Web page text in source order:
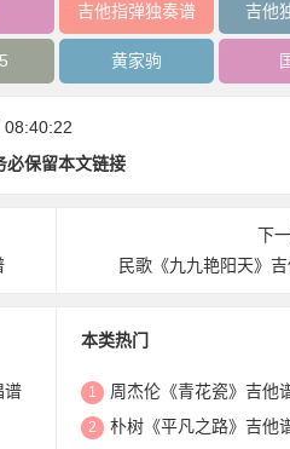
吉他指弹独奏谱 吉他
黄家驹
08:40:22
必保留本文链接
下
民歌《九九艳阳天》
谱
本类热门
1 周杰伦《青花瓷》吉他
2 朴树《平凡之路》吉他